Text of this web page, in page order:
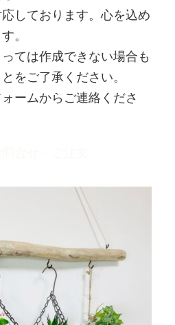
しております。心を込め
。
ては作成できない場合も
をご了承ください。
ームからご連絡くださ